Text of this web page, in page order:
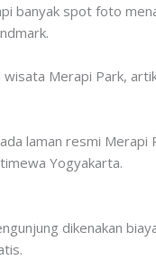
banyak spot foto
Merapi Park,
laman resmi Merapi
Yogyakarta.
dikenakan